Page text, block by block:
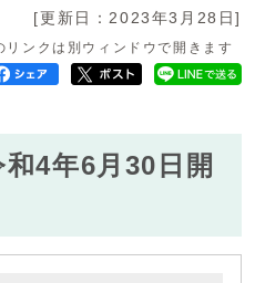
[更新日：2023年3月28日]
リンクは別ウィンドウで開きます
4年6月30日開